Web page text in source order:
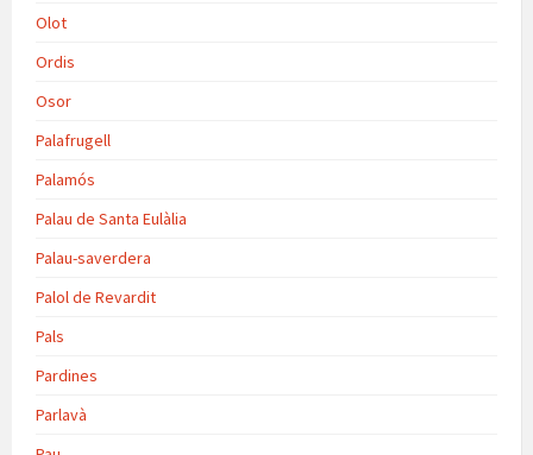
Olot
Ordis
Osor
Palafrugell
Palamós
Palau de Santa Eulàlia
Palau-saverdera
Palol de Revardit
Pals
Pardines
Parlavà